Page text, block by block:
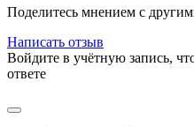
Поделитесь мнением с
Написать отзыв
Войдите в учётную запись,
ответе